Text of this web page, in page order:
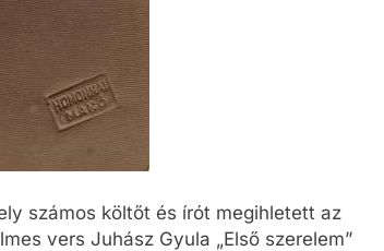
számos költőt és írót megihletett az
vers Juhász Gyula „Első szerelem”